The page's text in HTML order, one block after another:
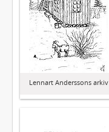
Lennart Anderssons arkiv